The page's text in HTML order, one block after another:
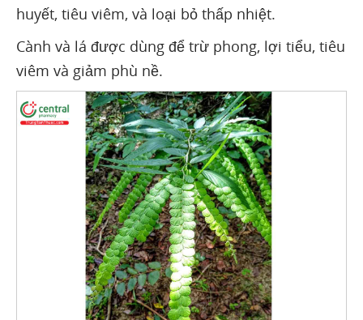
huyết, tiêu viêm, và loại bỏ thấp nhiệt.
Cành và lá được dùng để trừ phong, lợi tiểu, tiêu
viêm và giảm phù nề.